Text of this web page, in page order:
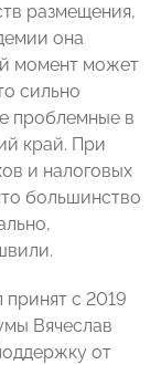
размещения,
она
момент может
сильно
проблемные в
край. При
и налоговых
большинство
принят с 2019
Вячеслав
от